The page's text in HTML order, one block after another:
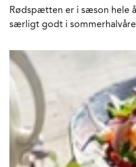
Rødspætten er i sæson hele
særligt godt i